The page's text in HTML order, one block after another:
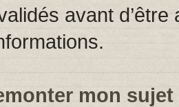
avant
mon sujet